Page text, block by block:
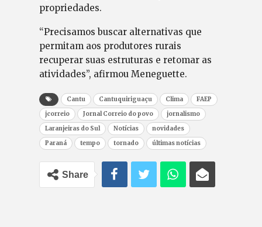
propriedades.
“Precisamos buscar alternativas que
permitam aos produtores rurais
recuperar suas estruturas e retomar as
atividades”, afirmou Meneguette.
Cantu Cantuquiriguaçu Clima
FAEP
jcorreio
Jornal Correio do povo
jornalismo
Laranjeiras do Sul
Notícias
novidades
Paraná
tempo tornado últimas notícias
Share